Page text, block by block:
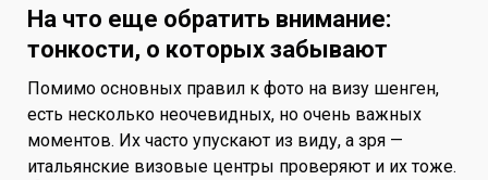
На что еще обратить внимание:
тонкости, о которых забывают
Помимо основных правил к фото на визу шенген,
есть несколько неочевидных, но очень важных
моментов. Их часто упускают из виду, а зря —
итальянские визовые центры проверяют и их тоже.